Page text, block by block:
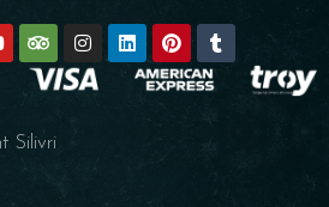
Silivri